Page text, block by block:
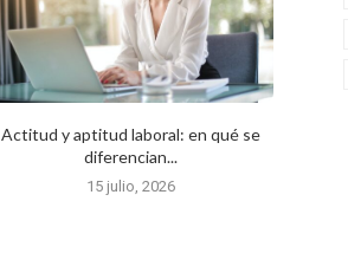
Actitud y aptitud laboral: en qué se
diferencian...
15 julio, 2026